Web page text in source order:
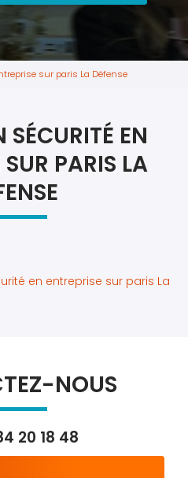
sur paris La Défense
EN
SUR PARIS LA
en entreprise sur paris La
NOUS
20 18 48